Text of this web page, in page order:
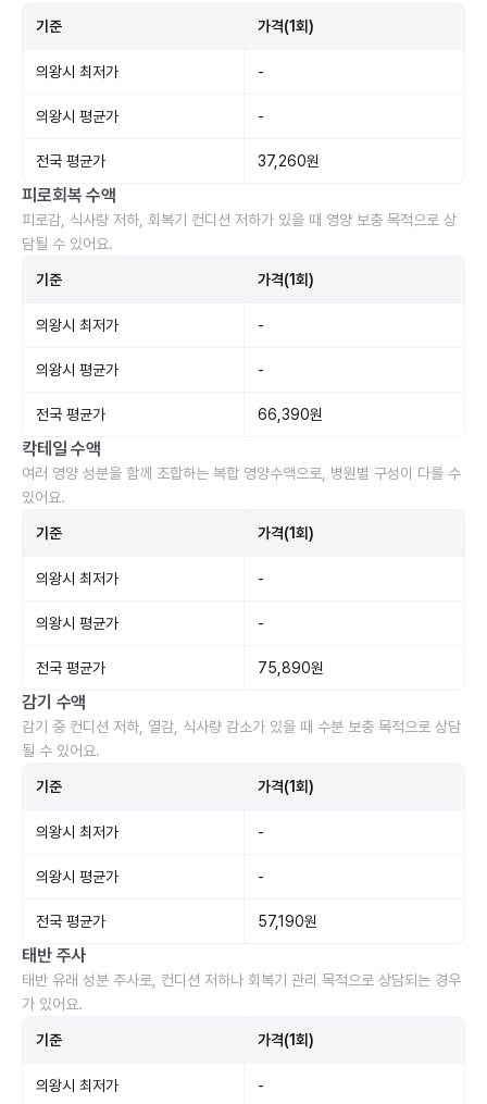
기준 가격(1회)
의왕시 최저가 -
의왕시 평균가 -
전국 평균가 37,260원
피로회복 수액
피로감, 식사량 저하, 회복기 컨디션 저하가 있을 때 영양 보충 목적으로 상
담될 수 있어요.
기준 가격(1회)
의왕시 최저가 -
의왕시 평균가 -
전국 평균가 66,390원
칵테일 수액
여러 영양 성분을 함께 조합하는 복합 영양수액으로, 병원별 구성이 다를 수
있어요.
기준 가격(1회)
의왕시 최저가 -
의왕시 평균가 -
전국 평균가 75,890원
감기 수액
감기 중 컨디션 저하, 열감, 식사량 감소가 있을 때 수분 보충 목적으로 상담
될 수 있어요.
기준 가격(1회)
의왕시 최저가 -
의왕시 평균가 -
전국 평균가 57,190원
태반 주사
태반 유래 성분 주사로, 컨디션 저하나 회복기 관리 목적으로 상담되는 경우
가 있어요.
기준 가격(1회)
의왕시 최저가 -